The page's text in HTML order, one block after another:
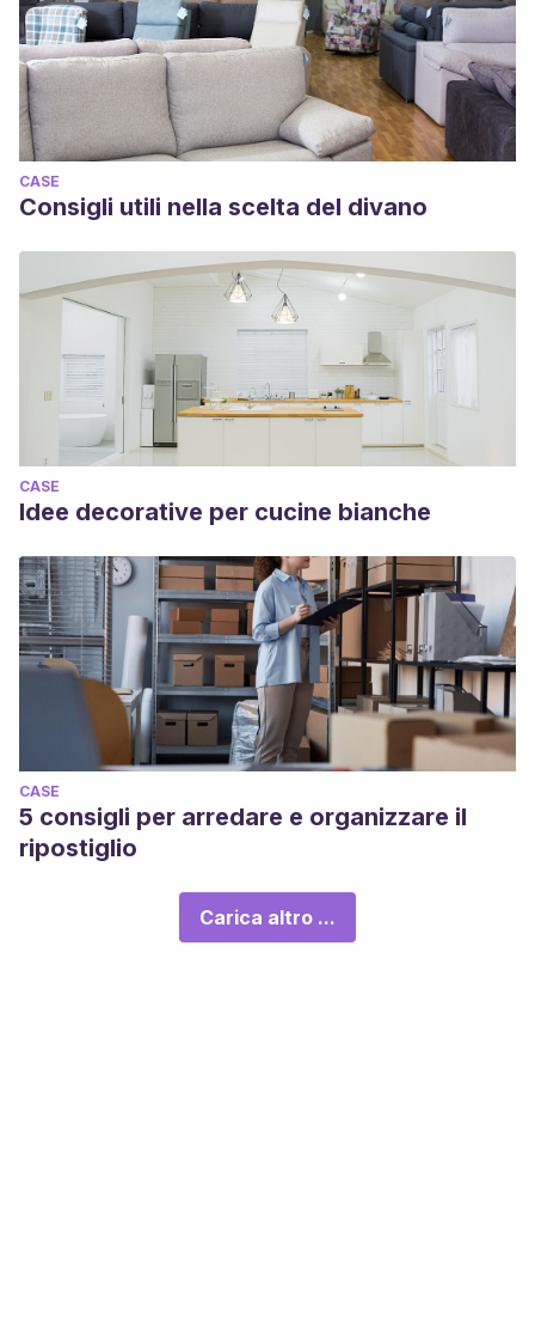
CASE
Consigli utili nella scelta del divano
CASE
Idee decorative per cucine bianche
CASE
5 consigli per arredare e organizzare il
ripostiglio
Carica altro ...